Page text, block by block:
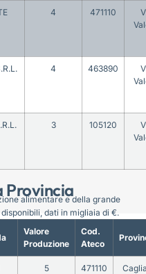
Provincia
4 471110
4 463890
3 105120
Valore
Produzione
Cod.
Ateco
5 471110
alimentare e della grande
dati in migliaia di €.